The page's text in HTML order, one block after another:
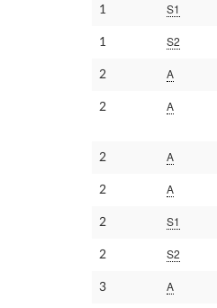
1 S1
1 S2
2 A
2 A
2 A
2 A
2 S1
2 S2
3 A